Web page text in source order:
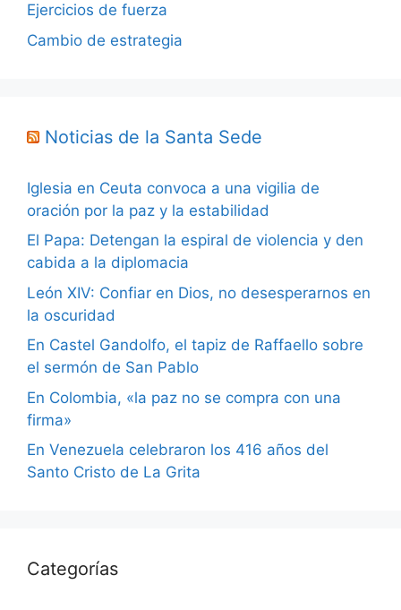
Ejercicios de fuerza
Cambio de estrategia
Noticias de la Santa Sede
Iglesia en Ceuta convoca a una vigilia de
oración por la paz y la estabilidad
El Papa: Detengan la espiral de violencia y den
cabida a la diplomacia
León XIV: Confiar en Dios, no desesperarnos en
la oscuridad
En Castel Gandolfo, el tapiz de Raffaello sobre
el sermón de San Pablo
En Colombia, «la paz no se compra con una
firma»
En Venezuela celebraron los 416 años del
Santo Cristo de La Grita
Categorías